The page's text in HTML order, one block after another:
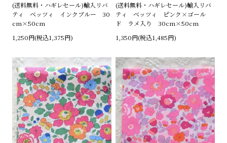
(送料無料・ハギレセール)輸入リバ
ティ ベッツィ インクブルー 30
cm×50cm
1,250円(税込1,375円)
(送料無料・ハギレセール)輸入リバ
ティ ベッツィ ピンク×ゴール
ド ラメ入り 30cm×50cm
1,350円(税込1,485円)